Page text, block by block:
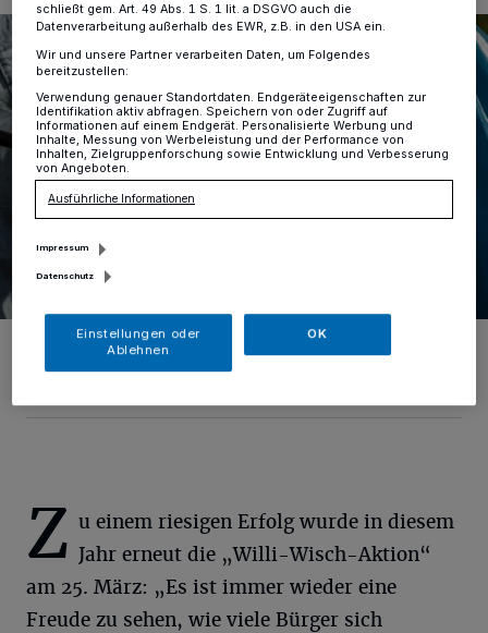
Insgesamt 135 Säcke Müll wurden bei der „Willi-Wisch“-Aktion aus
der Natur geholt.
Z u einem riesigen Erfolg wurde in diesem
Jahr erneut die „Willi-Wisch-Aktion“
am 25. März: „Es ist immer wieder eine
Freude zu sehen, wie viele Bürger sich
schließt gem. Art. 49 Abs. 1 S. 1 lit. a DSGVO auch die
Datenverarbeitung außerhalb des EWR, z.B. in den USA ein.
Wir und unsere Partner verarbeiten Daten, um Folgendes
bereitzustellen:
Verwendung genauer Standortdaten. Endgeräteeigenschaften zur
Identifikation aktiv abfragen. Speichern von oder Zugriff auf
Informationen auf einem Endgerät. Personalisierte Werbung und
Inhalte, Messung von Werbeleistung und der Performance von
Inhalten, Zielgruppenforschung sowie Entwicklung und Verbesserung
von Angeboten.
Ausführliche Informationen
Impressum
Datenschutz
Einstellungen oder
Ablehnen
OK